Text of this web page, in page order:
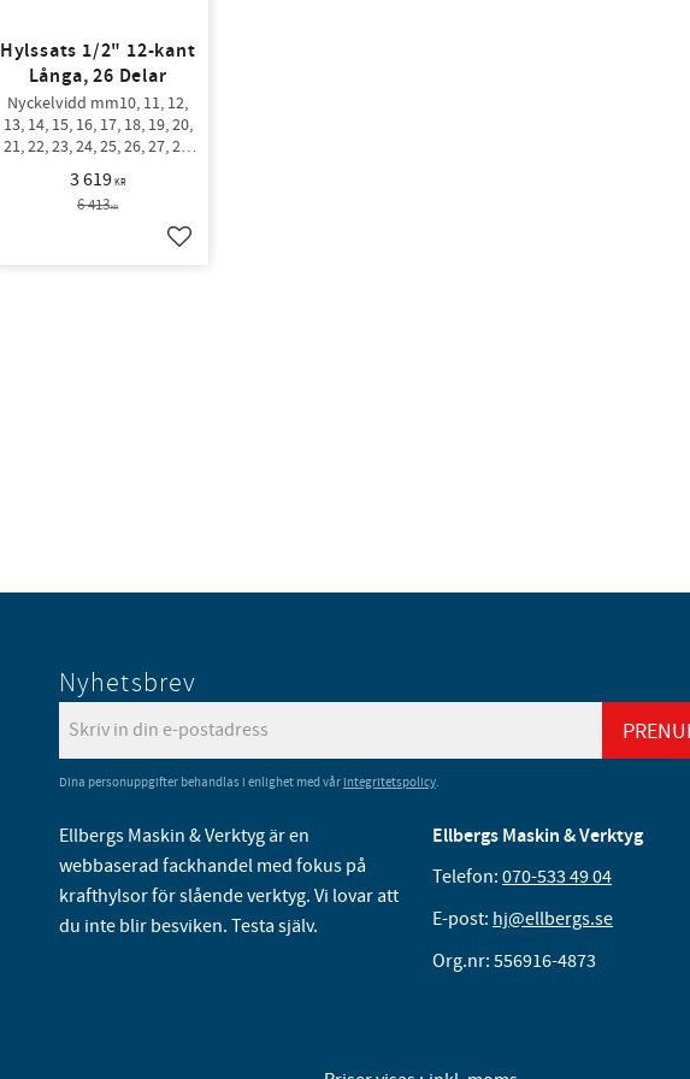
Hylssats 1/2" 12-kant
Långa, 26 Delar
Nyckelvidd mm10, 11, 12,
13, 14, 15, 16, 17, 18, 19, 20,
21, 22, 23, 24, 25, 26, 27, 28,
29, 30, 32, 33, 34, 35, 36 ?
Vikt 10 Kg
3 619KR
6 413KR
Lägg till i favoriter
Nyhetsbrev
Dina personuppgifter behandlas i enlighet med vår integritetspolicy.
Ellbergs Maskin & Verktyg är en
webbaserad fackhandel med fokus på
krafthylsor för slående verktyg. Vi lovar att
du inte blir besviken. Testa själv.
Ellbergs Maskin & Verktyg
Telefon: 070-533 49 04
E-post: hj@ellbergs.se
Org.nr: 556916-4873